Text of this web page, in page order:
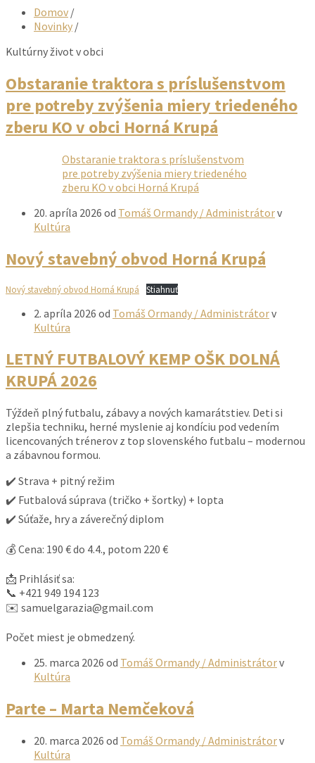
Domov /
Novinky /
Kultúrny život v obci
Obstaranie traktora s príslušenstvom
pre potreby zvýšenia miery triedeného
zberu KO v obci Horná Krupá
Obstaranie traktora s príslušenstvom
pre potreby zvýšenia miery triedeného
zberu KO v obci Horná Krupá
20. apríla 2026 od Tomáš Ormandy / Administrátorv
Kultúra
Nový stavebný obvod Horná Krupá
Nový stavebný obvod Horná Krupá Stiahnuť
2. apríla 2026 od Tomáš Ormandy / Administrátorv
Kultúra
LETNÝ FUTBALOVÝ KEMP OŠK DOLNÁ
KRUPÁ 2026
Týždeň plný futbalu, zábavy a nových kamarátstiev. Deti si
zlepšia techniku, herné myslenie aj kondíciu pod vedením
licencovaných trénerov z top slovenského futbalu – modernou
a zábavnou formou.
✔️ Strava + pitný režim
✔️ Futbalová súprava (tričko + šortky) + lopta
✔️ Súťaže, hry a záverečný diplom
💰 Cena: 190 € do 4.4., potom 220 €
📩 Prihlásiť sa:
📞 +421 949 194 123
✉️ samuelgarazia@gmail.com
Počet miest je obmedzený.
25. marca 2026 od Tomáš Ormandy / Administrátorv
Kultúra
Parte – Marta Nemčeková
20. marca 2026 od Tomáš Ormandy / Administrátorv
Kultúra